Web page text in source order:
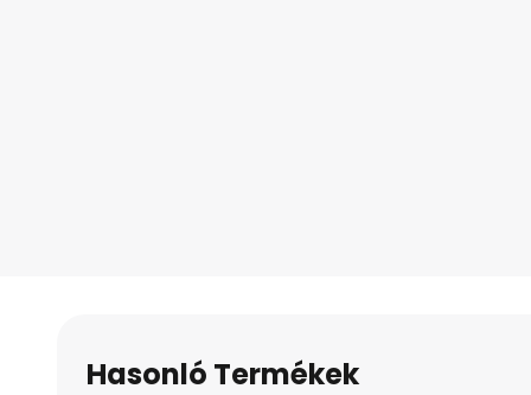
Hasonló Termékek